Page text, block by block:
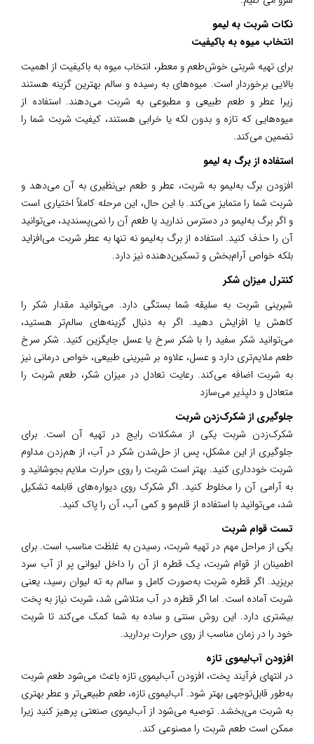
نکات شربت به لیمو
انتخاب میوه به باکیفیت
برای تهیه شربتی خوش‌طعم و معطر، انتخاب میوه به باکیفیت از اهمیت
بالایی برخوردار است. میوه‌های به رسیده و سالم بهترین گزینه هستند
زیرا عطر و طعم طبیعی و مطبوعی به شربت می‌دهند. استفاده از
میوه‌هایی که تازه و بدون لکه یا خرابی هستند، کیفیت شربت شما را
تضمین می‌کند.
استفاده از برگ به لیمو
افزودن برگ به‌لیمو به شربت، عطر و طعم بی‌نظیری به آن می‌دهد و
شربت شما را متمایز می‌کند. با این حال، این مرحله کاملاً اختیاری است
و اگر برگ به‌لیمو در دسترس ندارید یا طعم آن را نمی‌پسندید، می‌توانید
آن را حذف کنید. استفاده از برگ به‌لیمو نه تنها به عطر شربت می‌افزاید
بلکه خواص آرام‌بخش و تسکین‌دهنده نیز دارد.
کنترل میزان شکر
شیرینی شربت به سلیقه شما بستگی دارد. می‌توانید مقدار شکر را
کاهش یا افزایش دهید. اگر به دنبال گزینه‌های سالم‌تر هستید،
می‌توانید شکر سفید را با شکر سرخ یا عسل جایگزین کنید. شکر سرخ
طعم ملایم‌تری دارد و عسل، علاوه بر شیرینی طبیعی، خواص درمانی نیز
به شربت اضافه می‌کند. رعایت تعادل در میزان شکر، طعم شربت را
متعادل و دلپذیر می‌سازد
جلوگیری از شکرک‌زدن شربت
شکرک‌زدن شربت یکی از مشکلات رایج در تهیه آن است. برای
جلوگیری از این مشکل، پس از حل‌شدن شکر در آب، از هم‌زدن مداوم
شربت خودداری کنید. بهتر است شربت را روی حرارت ملایم بجوشانید و
به آرامی آن را مخلوط کنید. اگر شکرک روی دیواره‌های قابلمه تشکیل
شد، می‌توانید با استفاده از قلم‌مو و کمی آب، آن را پاک کنید.
تست قوام شربت
یکی از مراحل مهم در تهیه شربت، رسیدن به غلظت مناسب است. برای
اطمینان از قوام شربت، یک قطره از آن را داخل لیوانی پر از آب سرد
بریزید. اگر قطره شربت به‌صورت کامل و سالم به ته لیوان رسید، یعنی
شربت آماده است. اما اگر قطره در آب متلاشی شد، شربت نیاز به پخت
بیشتری دارد. این روش سنتی و ساده به شما کمک می‌کند تا شربت
خود را در زمان مناسب از روی حرارت بردارید.
افزودن آب‌لیموی تازه
در انتهای فرآیند پخت، افزودن آب‌لیموی تازه باعث می‌شود طعم شربت
به‌طور قابل‌توجهی بهتر شود. آب‌لیموی تازه، طعم طبیعی‌تر و عطر بهتری
به شربت می‌بخشد. توصیه می‌شود از آب‌لیموی صنعتی پرهیز کنید زیرا
ممکن است طعم شربت را مصنوعی کند.